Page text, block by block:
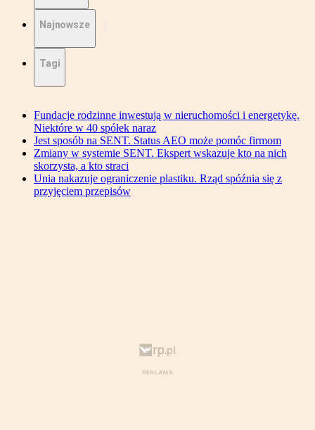
Najnowsze
Tagi
Fundacje rodzinne inwestują w nieruchomości i energetykę.
Niektóre w 40 spółek naraz
Jest sposób na SENT. Status AEO może pomóc firmom
Zmiany w systemie SENT. Ekspert wskazuje kto na nich
skorzysta, a kto straci
Unia nakazuje ograniczenie plastiku. Rząd spóźnia się z
przyjęciem przepisów